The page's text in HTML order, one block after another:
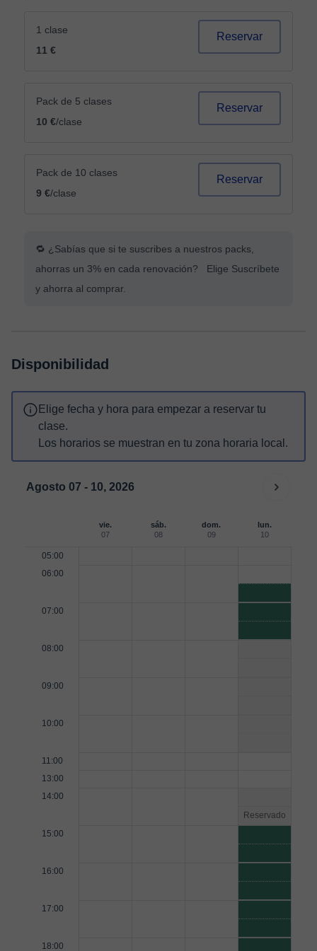
1 clase
11 €
Reservar
Pack de 5 clases
10 €/clase
Reservar
Pack de 10 clases
9 €/clase
Reservar
🔁 ¿Sabías que si te suscribes a nuestros packs,
ahorras un 3% en cada renovación? Elige Suscríbete
y ahorra al comprar.
Disponibilidad
Elige fecha y hora para empezar a reservar tu
clase.
Los horarios se muestran en tu zona horaria local.
Agosto 07 - 10, 2026
vie.
07
sáb.
08
dom.
09
lun.
10
05:00
06:00
07:00
08:00
09:00
10:00
11:00
13:00
14:00
Reservado
15:00
16:00
17:00
18:00